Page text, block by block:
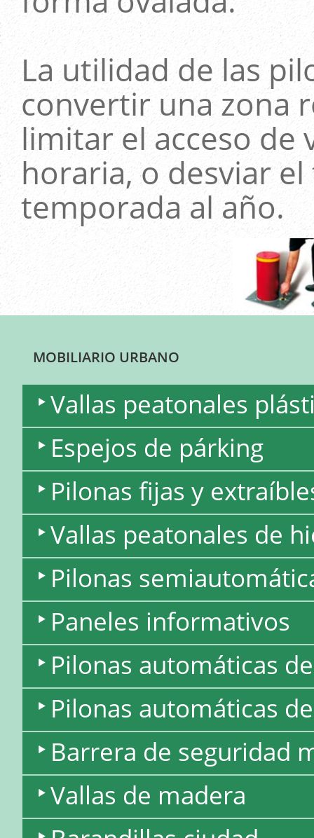
La utilidad de las
convertir una zona
limitar el acceso
horaria, o desviar
temporada al año.
MOBILIARIO URBANO
Vallas peatonales
Espejos de párking
Pilonas fijas y
Vallas peatonales de
Pilonas
Paneles informativos
Pilonas automáticas
Pilonas automáticas
Barrera de seguridad
Vallas de madera